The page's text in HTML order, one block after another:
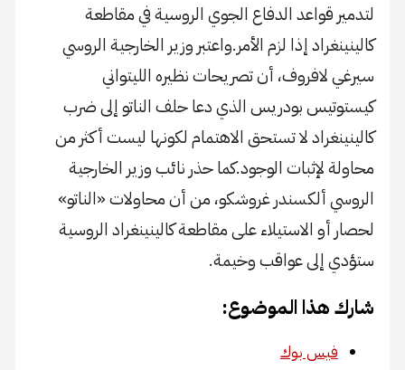
لتدمير قواعد الدفاع الجوي الروسية في مقاطعة
كالينينغراد إذا لزم الأمر.واعتبر وزير الخارجية الروسي
سيرغي لافروف، أن تصريحات نظيره الليتواني
كيستوتيس بودريس الذي دعا حلف الناتو إلى ضرب
كالينينغراد لا تستحق الاهتمام لكونها ليست أكثر من
محاولة لإثبات الوجود.كما حذر نائب وزير الخارجية
الروسي ألكسندر غروشكو، من أن محاولات «الناتو»
لحصار أو الاستيلاء على مقاطعة كالينينغراد الروسية
ستؤدي إلى عواقب وخيمة.
شارك هذا الموضوع:
فيس بوك